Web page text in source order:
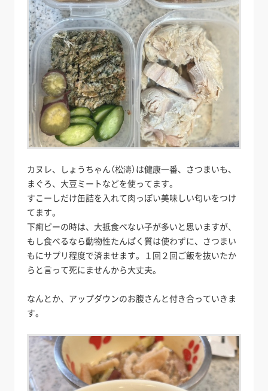
カヌレ、しょうちゃん（松濤）は健康一番、さつまいも、
まぐろ、大豆ミートなどを使ってます。
すこーしだけ缶詰を入れて肉っぽい美味しい匂いをつけ
てます。
下痢ピーの時は、大抵食べない子が多いと思いますが、
もし食べるなら動物性たんぱく質は使わずに、さつまい
もにサプリ程度で済ませます。１回２回ご飯を抜いたか
らと言って死にませんから大丈夫。
なんとか、アップダウンのお腹さんと付き合っていきま
す。